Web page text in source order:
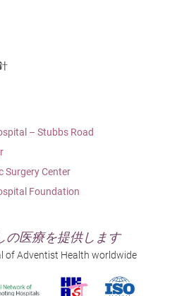
– Stubbs Road
Surgery Center
Foundation
の医療を提供します
of Adventist Health worldwide